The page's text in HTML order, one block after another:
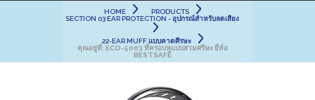
HOME
PRODUCTS
SECTION 03 EAR PROTECTION - อุปกรณ์สำหรับลดเสียง
22-EAR MUFF แบบคาดศีรษะ
คุณอยู่ที่: ECO-5003 ที่ครอบหูแบบสวมศรีษะ ยี่ห้อ
BESTSAFE